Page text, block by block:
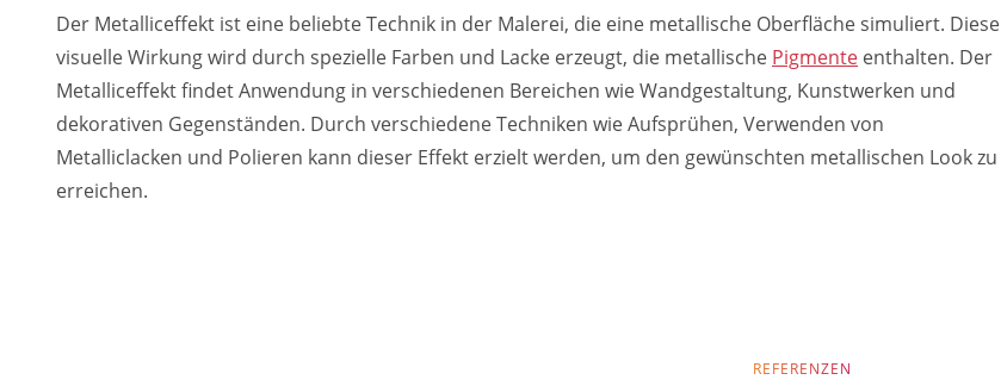
Der Metalliceffekt ist eine beliebte Technik in der Malerei, die eine metallische Oberfläche simuliert. Diese
visuelle Wirkung wird durch spezielle Farben und Lacke erzeugt, die metallische Pigmente enthalten. Der
Metalliceffekt findet Anwendung in verschiedenen Bereichen wie Wandgestaltung, Kunstwerken und
dekorativen Gegenständen. Durch verschiedene Techniken wie Aufsprühen, Verwenden von
Metalliclacken und Polieren kann dieser Effekt erzielt werden, um den gewünschten metallischen Look zu
erreichen.
REFERENZEN